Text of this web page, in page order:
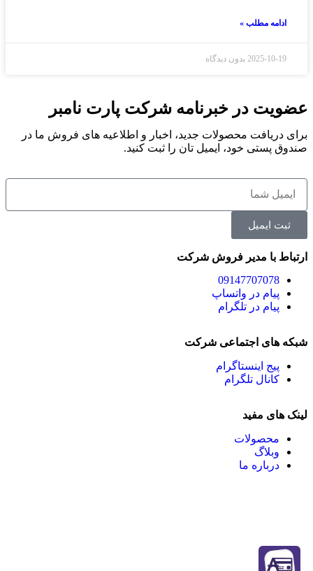
ادامه مطلب »
2025-10-19 بدون دیدگاه
عضویت در خبرنامه شرکت پارت نامبر
برای دریافت محصولات جدید، اخبار و اطلاعیه های فروش ما در
صندوق پستی خود، ایمیل تان را ثبت کنید.
ثبت ایمیل
ارتباط با مدیر فروش شرکت
09147707078
پیام در واتساپ
پیام در تلگرام
شبکه های اجتماعی شرکت
پیج اینستاگرام
کانال تلگرام
لینک های مفید
محصولات
وبلاگ
درباره ما